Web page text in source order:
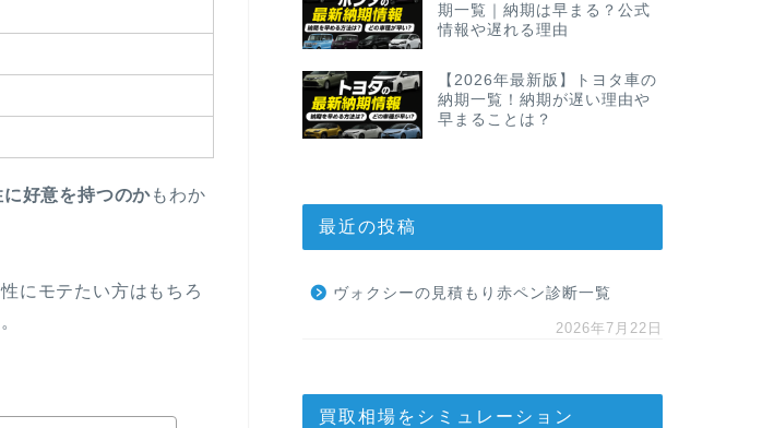
好意を持つのかもわか
にモテたい方はもちろ
期一覧｜納期は早まる？公式
情報や遅れる理由
【2026年最新版】トヨタ車の
納期一覧！納期が遅い理由や
早まることは？
最近の投稿
ヴォクシーの見積もり赤ペン診断一覧
2026年7月22日
買取相場をシミュレーション